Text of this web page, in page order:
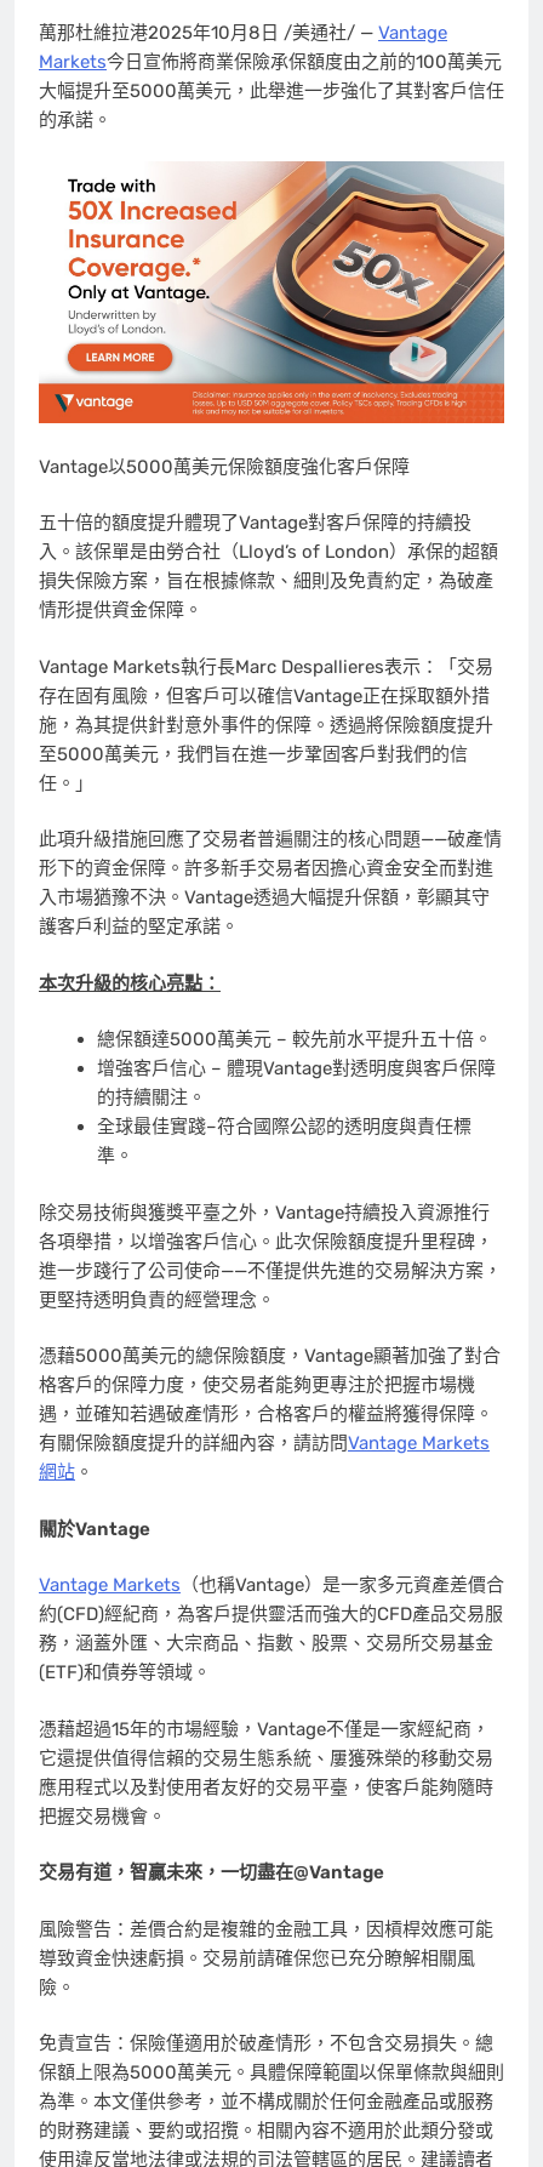
萬那杜維拉港2025年10月8日 /美通社/ — Vantage
Markets今日宣佈將商業保險承保額度由之前的100萬美元
大幅提升至5000萬美元，此舉進一步強化了其對客戶信任
的承諾。
Vantage以5000萬美元保險額度強化客戶保障
五十倍的額度提升體現了Vantage對客戶保障的持續投
入。該保單是由勞合社（Lloyd’s of London）承保的超額
損失保險方案，旨在根據條款、 細則 及免責約定，為破產
情形提供資金保障。
Vantage Markets執行長Marc Despallieres表示：「交易
存在固有風險，但客戶可以確信Vantage正在採取額外措
施，為其提供針對意外事件的保障。透過將保險額度提升
至5000萬美元，我們旨在進一步鞏固客戶對我們的信
任。」
此項升級措施 回應了交易者普遍關注的核心問題——破產情
形下的資金保障。許多新手交易者因擔心資金安全而對進
入市場猶豫不決。Vantage透過大幅提升保額，彰顯其守
護客戶利益的堅定承諾。
本次升級的核心亮點：
總保額達5000萬美元 – 較先前水平提升五十倍。
增強客戶信心 – 體現Vantage對透明度與客戶保障
的持續關注。
全球最佳實踐–符合國際公認的透明度與責任標
準。
除交易技術與獲獎平臺之外，Vantage持續投入資源推行
各項舉措，以增強客戶信心。此次保險額度提升里程碑，
進一步踐行了公司使命——不僅提供先進的交易解決方案，
更堅持透明負責的經營理念。
憑藉5000萬美元的總保險額度，Vantage顯著加強了對合
格客戶的保障力度，使交易者能夠更專注於把握市場機
遇，並確知若遇破產情形，合格客戶的權益將獲得保障。
有關保險額度提升的詳細內容，請訪問Vantage Markets
網站 。
關於Vantage
Vantage Markets （也稱Vantage）是一家多元資產差價合
約(CFD)經紀商，為客戶提供靈活而強大的CFD產品交易服
務，涵蓋外匯、大宗商品、指數、股票、交易所交易基金
(ETF)和債券等領域。
憑藉超過15年的市場經驗，Vantage不僅是一家經紀商，
它還提供值得信賴的交易生態系統、屢獲殊榮的移動交易
應用程式以及對使用者友好的交易平臺，使客戶能夠隨時
把握交易機會。
交易有道，智贏未來，一切盡在@Vantage
風險警告：差價合約是複雜的金融工具，因槓桿效應可能
導致資金快速虧損。交易前請確保您已充分瞭解相關風
險。
免責宣告：保險僅適用於破產情形，不包含交易損失。總
保額上限為5000萬美元。具體保障範圍以保單條款與細則
為準。本文僅供參考，並不構成關於任何金融產品或服務
的財務建議、要約或招攬。相關內容不適用於此類分發或
使用違反當地法律或法規的司法管轄區的居民。建議讀者